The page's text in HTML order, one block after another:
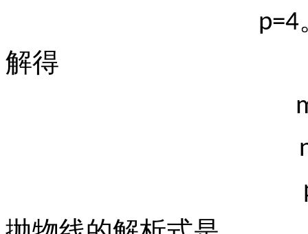
p=4
解得